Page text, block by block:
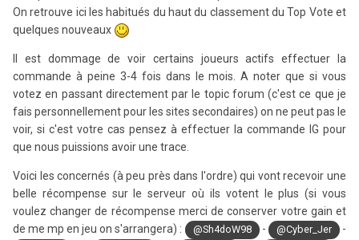
On retrouve ici les habitués du haut du classement du Top Vote et
quelques nouveaux
Il est dommage de voir certains joueurs actifs effectuer la
commande à peine 3-4 fois dans le mois. A noter que si vous
votez en passant directement par le topic forum (c'est ce que je
fais personnellement pour les sites secondaires) on ne peut pas le
voir, si c'est votre cas pensez à effectuer la commande IG pour
que nous puissions avoir une trace.
Voici les concernés (à peu près dans l'ordre) qui vont recevoir une
belle récompense sur le serveur où ils votent le plus (si vous
voulez changer de récompense merci de conserver votre gain et
de me mp en jeu on s'arrangera) :
@Sh4doW98 - @Cyber_Jer -